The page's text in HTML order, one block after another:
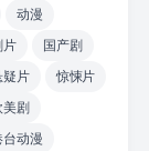
动漫
片
国产剧
疑片
惊悚片
美剧
台动漫